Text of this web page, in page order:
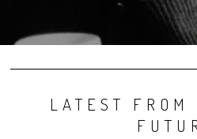
LATEST